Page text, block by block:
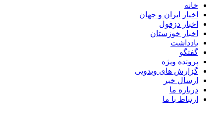
خانه
اخبار ایران و جهان
اخبار دزفول
اخبار خوزستان
یادداشت
گفتگو
پرونده ویژه
گزارش های ویدویی
ارسال خبر
درباره ما
ارتباط با ما